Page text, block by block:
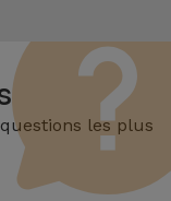
les plus